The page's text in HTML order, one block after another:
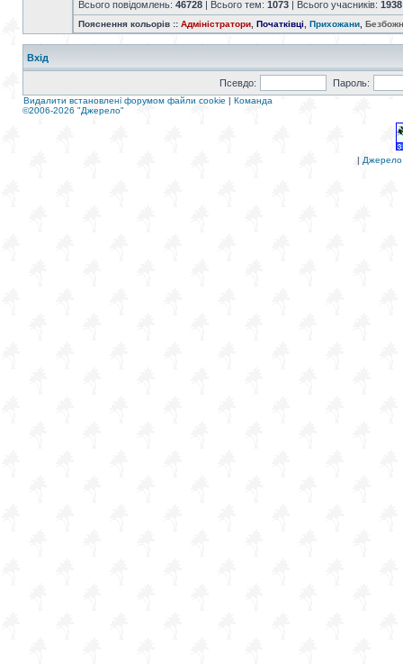
Всього повідомлень: 46728 | Всього тем: 1073 | Всього учасників: 1938
Пояснення кольорів :: Адміністратори Початківці Прихожани
Вхід
Псевдо: Пароль:
Видалити встановлені форумом файли cookie | Команда
©2006-2026 "Джерело"
| Джерело